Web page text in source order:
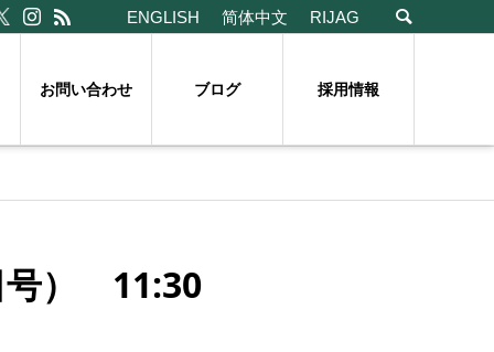
ENGLISH 简体中文 RIJAG
お問い合わせ ブログ 採用情報
号） 11:30